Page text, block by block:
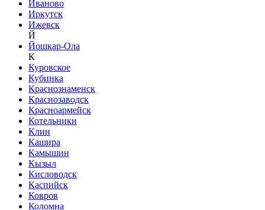
Иваново
Иркутск
Ижевск
Й
Йошкар-Ола
К
Куровское
Кубинка
Краснознаменск
Краснозаводск
Красноармейск
Котельники
Клин
Кашира
Камышин
Кызыл
Кисловодск
Каспийск
Ковров
Коломна